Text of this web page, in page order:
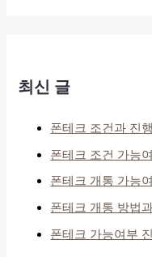
최신 글
폰테크 조건과 진
폰테크 조건 가능
폰테크 개통 가능
폰테크 개통 방법
폰테크 가능여부